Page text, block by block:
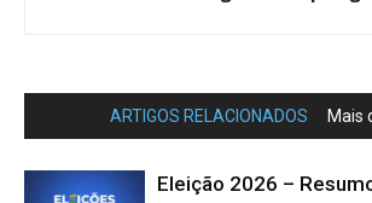
ARTIGOS RELACIONADOS Mais
Eleição 2026 –